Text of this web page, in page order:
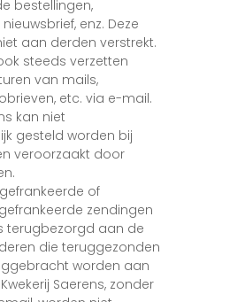
bestellingen,
enz. Deze
aan derden verstrekt.
steeds verzetten
van mails,
etc. via e-mail.
kan niet
gesteld worden bij
veroorzaakt door
of
zendingen
terugbezorgd aan de
die teruggezonden
worden aan
Saerens, zonder